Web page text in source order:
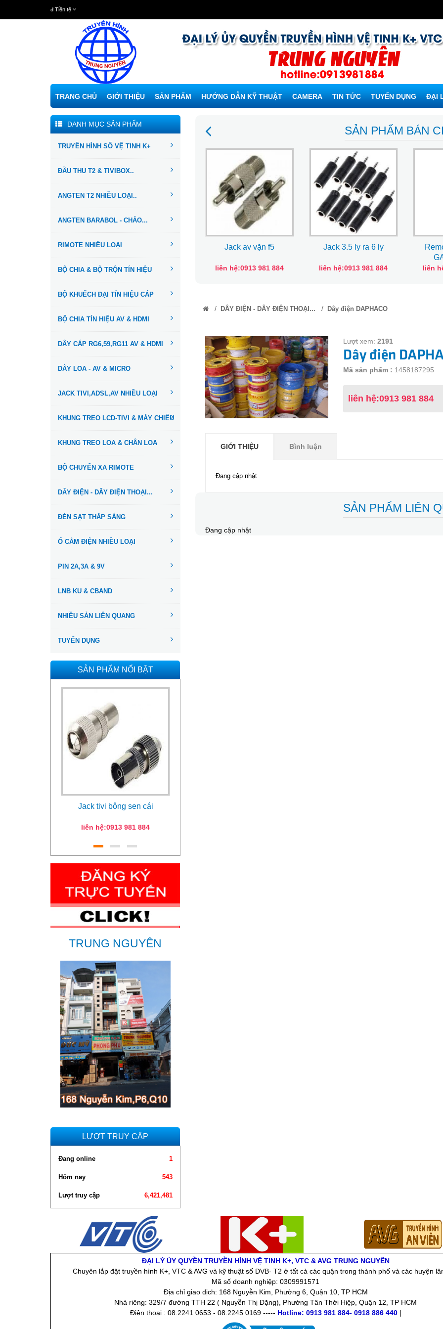
đ Tiền tệ
TRANG CHỦ GIỚI THIỆU SẢN PHẨM HƯỚNG DẪN KỸ THUẬT CAMERA TIN TỨC TUYỂN DỤNG ĐẠI
DANH MỤC SẢN PHẨM
TRUYỀN HÌNH SỐ VỆ TINH K+
ĐẦU THU T2 & TIVIBOX..
ANGTEN T2 NHIỀU LOẠI..
ANGTEN BARABOL - CHẢO...
RIMOTE NHIỀU LOẠI
BỘ CHIA & BỘ TRỘN TÍN HIỆU
BỘ KHUẾCH ĐẠI TÍN HIỆU CÁP
BỘ CHIA TÍN HIỆU AV & HDMI
DÂY CÁP RG6,59,RG11 AV & HDMI
DÂY LOA - AV & MICRO
JACK TIVI,ADSL,AV NHIỀU LOẠI
KHUNG TREO LCD-TIVI & MÁY CHIẾU
KHUNG TREO LOA & CHÂN LOA
BỘ CHUYỂN XA RIMOTE
DÂY ĐIỆN - DÂY ĐIỆN THOẠI...
ĐÈN SẠT THẮP SÁNG
Ổ CẮM ĐIỆN NHIỀU LOẠI
PIN 2A,3A & 9V
LNB KU & CBAND
NHIỀU SẢN LIÊN QUANG
TUYỂN DỤNG
SẢN PHẨM NỔI BẬT
Jack tivi bông sen cái
liên hệ:0913 981 884
TRUNG NGUYÊN
LƯỢT TRUY CẬP
Đang online 1
Hôm nay 543
Lượt truy cập 6,421,481
SẢN PHẨM BÁN
Jack av vặn f5
liên hệ:0913 981 884
Jack 3.5 ly ra 6 ly
liên hệ:0913 981 884 liên
/ DÂY ĐIỆN - DÂY ĐIỆN THOẠI... / Dây điện DAPHACO
Lượt xem: 2191
Dây điện
Mã sản phẩm : 1458187295
liên hệ:0913 981 884
GIỚI THIỆU Bình luận
Đang cập nhật
SẢN PHẨM LIÊN
Đang cập nhật
ĐẠI LÝ ỦY QUYỀN TRUYỀN HÌNH VỆ TINH K+, VTC & AVG TRUNG NGUYÊN
Chuyên lắp đặt truyền hình K+, VTC & AVG và kỹ thuật số DVB- T2 ở tất cả các quận trong thành phố và các huyện
Mã số doanh nghiệp: 0309991571
Địa chỉ giao dịch: 168 Nguyễn Kim, Phường 6, Quận 10, TP HCM
Nhà riêng: 329/7 đường TTH 22 ( Nguyễn Thị Đặng), Phường Tân Thới Hiệp, Quận 12, TP HCM
Điện thoại : 08.2241 0653 - 08.2245 0169 ----- Hotline: 0913 981 884- 0918 886 440 |